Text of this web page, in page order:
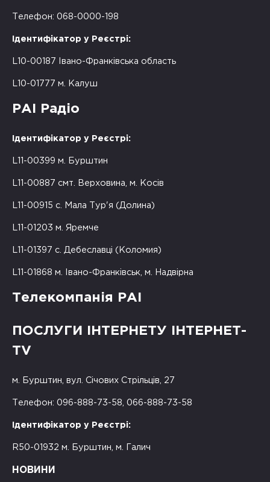
Телефон: 068-0000-198
Ідентифікатор у Реєстрі:
L10-00187 Івано-Франківська область
L10-01777 м. Калуш
РАІ Радіо
Ідентифікатор у Реєстрі:
L11-00399 м. Бурштин
L11-00887 смт. Верховина, м. Косів
L11-00915 с. Мала Тур'я (Долина)
L11-01203 м. Яремче
L11-01397 с. Дебеславці (Коломия)
L11-01868 м. Івано-Франківськ, м. Надвірна
Телекомпанія РАІ
ПОСЛУГИ ІНТЕРНЕТУ ІНТЕРНЕТ-
TV
м. Бурштин, вул. Січових Стрільців, 27
Телефон: 096-888-73-58, 066-888-73-58
Ідентифікатор у Реєстрі:
R50-01932 м. Бурштин, м. Галич
НОВИНИ